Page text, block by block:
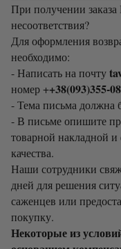
При получении
несоответствия?
Для оформления
необходимо:
- Написать на почту
номер ++38(093)355-
- Тема письма должна
- В письме опишите
товарной накладной и
качества.
Наши сотрудники
дней для решения
саженцев или
покупку.
Некоторые из